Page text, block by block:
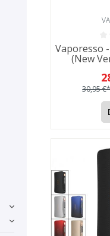
Vaporesso
(New
30,95